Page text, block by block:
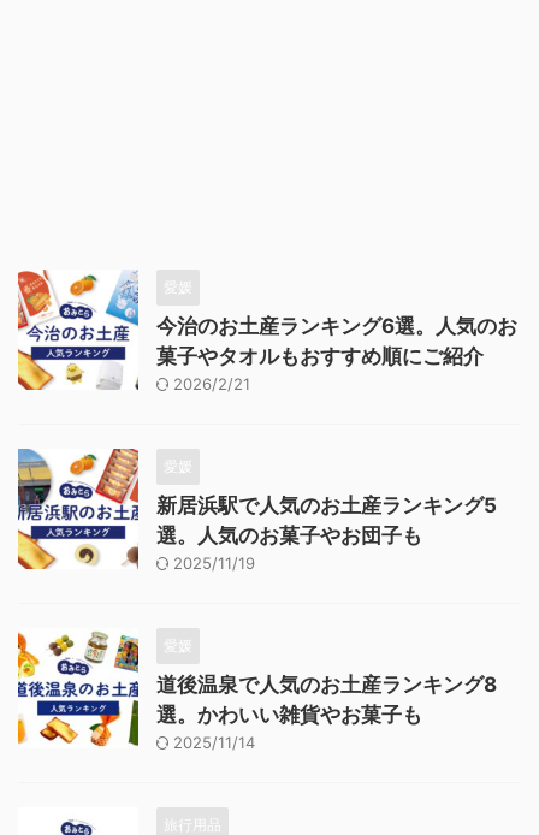
愛媛
今治のお土産ランキング6選。人気のお
菓子やタオルもおすすめ順にご紹介
2026/2/21
愛媛
新居浜駅で人気のお土産ランキング5
選。人気のお菓子やお団子も
2025/11/19
愛媛
道後温泉で人気のお土産ランキング8
選。かわいい雑貨やお菓子も
2025/11/14
旅行用品